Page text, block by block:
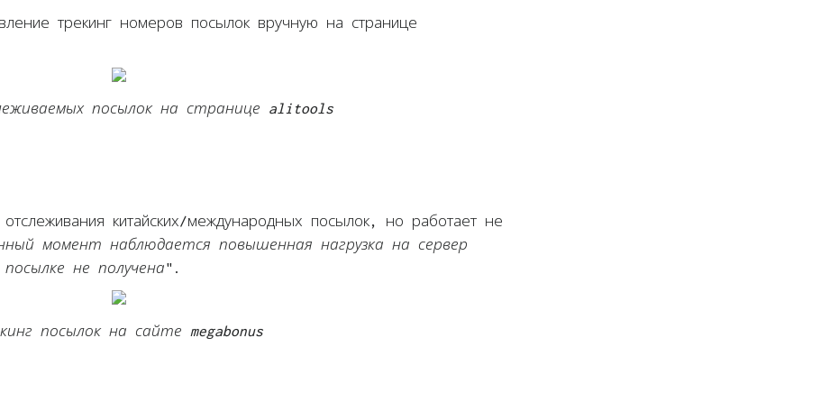
трекинг номеров посылок вручную на странице
посылок на странице alitools
отслеживания китайских/международных посылок, но работает не
момент наблюдается повышенная нагрузка на сервер
не получена".
посылок на сайте megabonus